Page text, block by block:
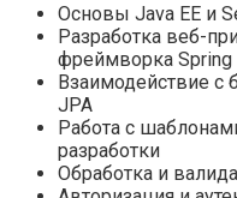
Основы Java EE и
Разработка веб-
фреймворка Spring
Взаимодействие с
JPA
Работа с
разработки
Обработка и